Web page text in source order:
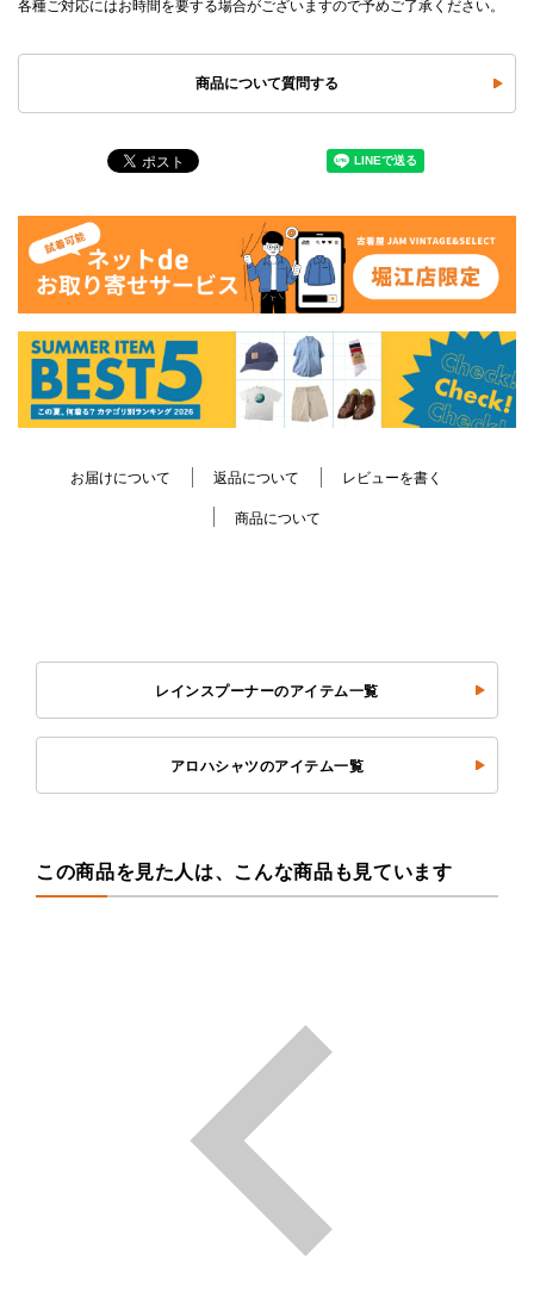
各種ご対応にはお時間を要する場合がございますので予めご了承ください。
商品について質問する
お届けについて 返品について レビューを書く
商品について
レインスプーナーのアイテム一覧
アロハシャツのアイテム一覧
この商品を見た人は、こんな商品も見ています